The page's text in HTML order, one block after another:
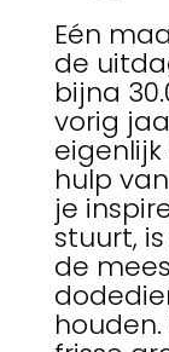
Eén
de
bijna
vorig
hulp
je
stuurt,
de